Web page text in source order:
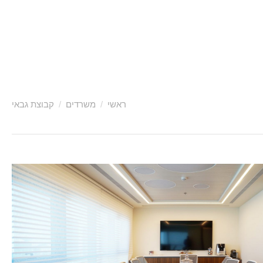
ראשי משרדים קבוצת גבאי